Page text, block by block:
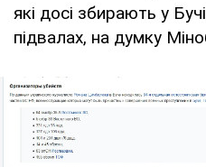
які досі збирають у
підвалах, на думку